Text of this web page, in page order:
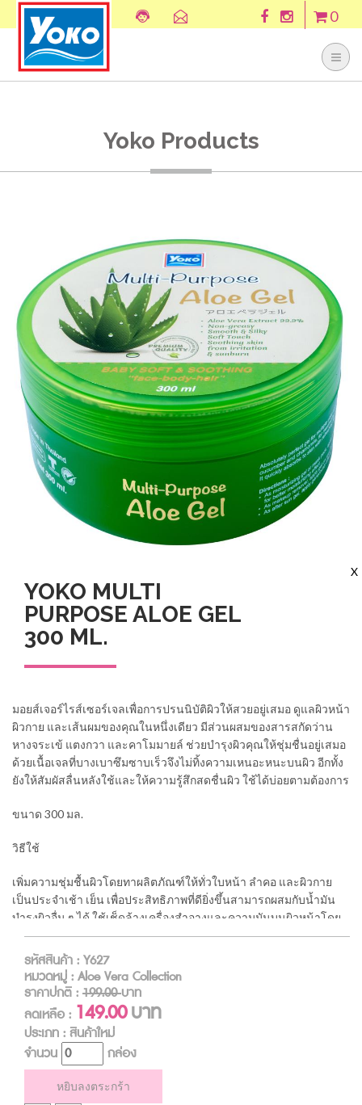
0
Yoko Products
X
YOKO MULTI
PURPOSE ALOE GEL
300 ML.
มอยส์เจอร์ไรส์เซอร์เจลเพื่อการปรนนิบัติผิวให้สวยอยู่เสมอ ดูแลผิวหน้า
ผิวกาย และเส้นผมของคุณในหนึ่งเดียว มีส่วนผสมของสารสกัดว่าน
หางจระเข้ แตงกวา และคาโมมายล์ ช่วยบำรุงผิวคุณให้ชุ่มชื่นอยู่เสมอ
ด้วยเนื้อเจลที่บางเบาซึมซาบเร็วจึงไม่ทิ้งความเหนอะหนะบนผิว อีกทั้ง
ยังให้สัมผัสลื่นหลังใช้และให้ความรู้สึกสดชื่นผิว ใช้ได้บ่อยตามต้องการ
ขนาด 300 มล.
วิธีใช้
เพิ่มความชุ่มชื้นผิวโดยทาผลิตภัณฑ์ให้ทั่วใบหน้า ลำคอ และผิวกาย
เป็นประจำเช้า เย็น เพื่อประสิทธิภาพที่ดียิ่งขึ้นสามารถผสมกับน้ำมัน
บำรุงผิวอื่น ๆ ได้ ใช้เช็ดล้างเครื่องสำอางและความมันบนผิวหน้าโดย
ทาผลิตภัณฑ์ให้ทั่วใบหน้า ใช้สำลีเช็คให้สะอาดจากนั้นทำความสะอาด
ผิวหน้าตามปกติ ทาผลิตภัณฑ์ให้ทั่วผิวหลังจากออกแดดเพื่อปลอบ
ประโลมผิว และลดการระคายเคืองผิวจากแสงแดด ลดอาการบวมของ
ผิวบริเวณเปลือกตา โดยวางสำลีที่ชุบผลิตภัณฑ์บนเปลือกตาสักครู่เพื่อ
เพิ่มความชุ่มชื้นแก่ผิว ใช้ผลิตภัณฑ์ทาผิวก่อนการโกนขนช่วยให้ผิว
เรียบเนียน ชุ่มชื่น ลดการระคายเคือง ใช้หมักผมประมาณ 5 นาทีหลัง
จากทำความสะอาดเส้นผมและล้างออก เพิ่มความชุ่มชื้นและประกาย
เงางามแก่เส้นผม
รหัสสินค้า : Y627
หมวดหมู่ : Aloe Vera Collection
ราคาปกติ : 199.00บาท
ลดเหลือ : 149.00บาท
ประเภท : สินค้าใหม่
จำนวน
กล่อง
หยิบลงตระกร้า